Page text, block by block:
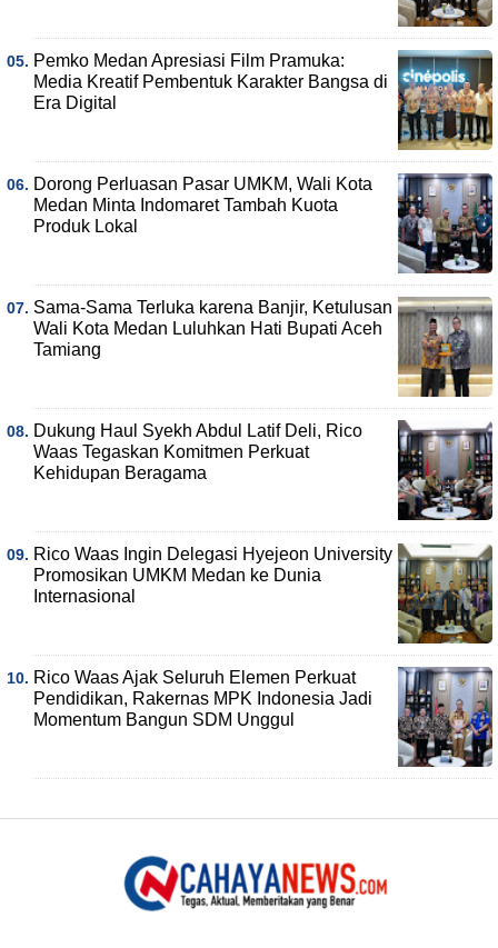
Pemko Medan Apresiasi Film Pramuka:
Media Kreatif Pembentuk Karakter Bangsa di
Era Digital
Dorong Perluasan Pasar UMKM, Wali Kota
Medan Minta Indomaret Tambah Kuota
Produk Lokal
Sama-Sama Terluka karena Banjir, Ketulusan
Wali Kota Medan Luluhkan Hati Bupati Aceh
Tamiang
Dukung Haul Syekh Abdul Latif Deli, Rico
Waas Tegaskan Komitmen Perkuat
Kehidupan Beragama
Rico Waas Ingin Delegasi Hyejeon University
Promosikan UMKM Medan ke Dunia
Internasional
Rico Waas Ajak Seluruh Elemen Perkuat
Pendidikan, Rakernas MPK Indonesia Jadi
Momentum Bangun SDM Unggul